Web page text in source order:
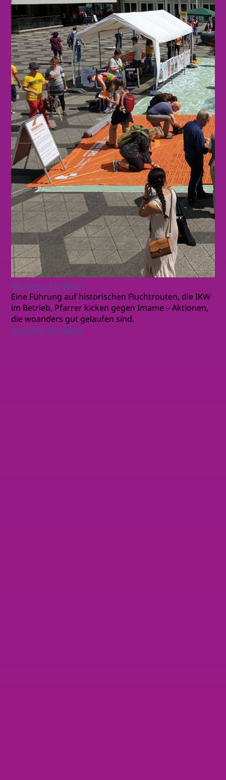
Aktionen, Projekte
Eine Führung auf historischen Fluchtrouten, die IKW
im Betrieb, Pfarrer kicken gegen Imame – Aktionen,
die woanders gut gelaufen sind.
Aktionen, Projekte